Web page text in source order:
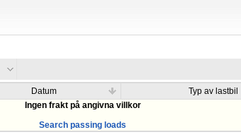
Datum Typ av lastbil
Ingen frakt på angivna villkor
Search passing loads